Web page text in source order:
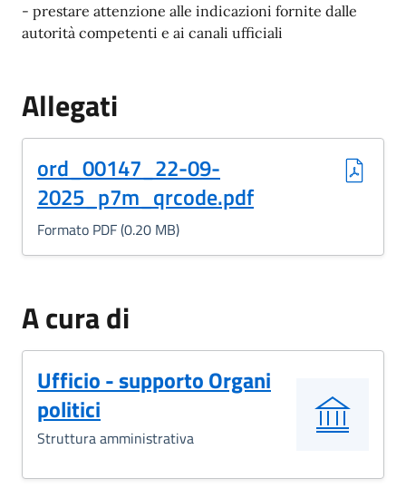
- prestare attenzione alle indicazioni fornite dalle
autorità competenti e ai canali ufficiali
Allegati
ord_00147_22-09-
2025_p7m_qrcode.pdf
(Formato PDF, 0.20 MB)
Formato PDF (0.20 MB)
A cura di
Ufficio - supporto Organi
politici
Struttura amministrativa